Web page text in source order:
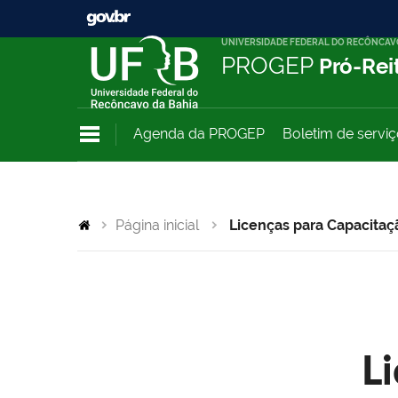
UNIVERSIDADE FEDERAL DO
PROGEP Pró-
Agenda da PROGEP Boletim de
Página inicial Licenças para